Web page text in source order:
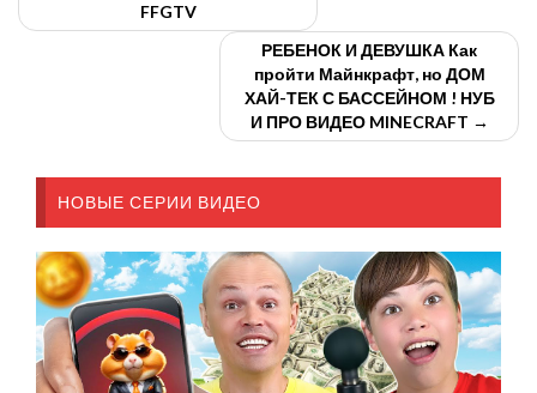
FFGTV
РЕБЕНОК И ДЕВУШКА Как
пройти Майнкрафт, но ДОМ
ХАЙ-ТЕК С БАССЕЙНОМ ! НУБ
И ПРО ВИДЕО MINECRAFT →
НОВЫЕ СЕРИИ ВИДЕО